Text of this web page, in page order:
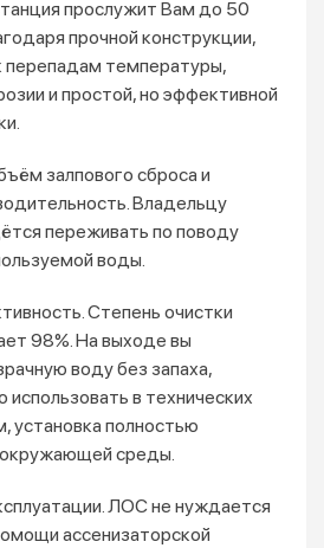
прослужит Вам до 50
прочной конструкции,
перепадам температуры,
и простой, но эффективной
залпового сброса и
Владельцу
переживать по поводу
воды.
Степень очистки
98%. На выходе вы
воду без запаха,
в технических
установка полностью
окружающей среды.
ЛОС не нуждается
ассенизаторской